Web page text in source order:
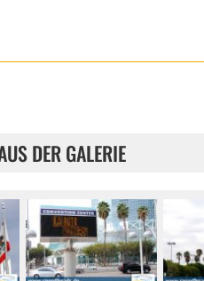
DER GALERIE